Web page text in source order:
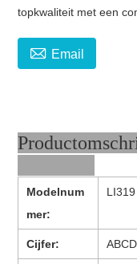
topkwaliteit met een
 Email
Modelnum
mer:
LI319
Cijfer: ABCD